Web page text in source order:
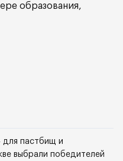
образования,
для пастбищ и
выбрали победителей